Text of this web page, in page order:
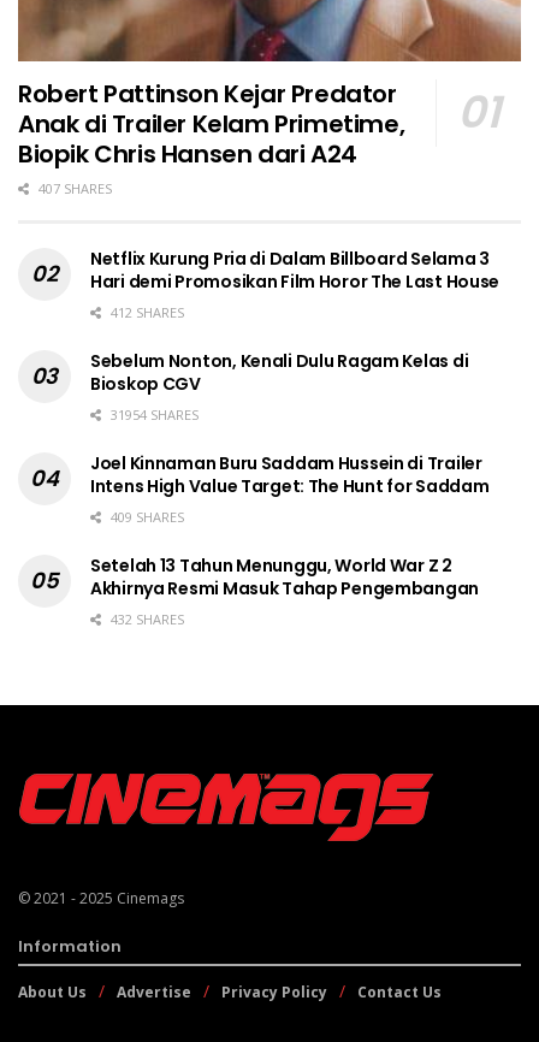
Robert Pattinson Kejar Predator
Anak di Trailer Kelam Primetime,
Biopik Chris Hansen dari A24
407 SHARES
Netflix Kurung Pria di Dalam Billboard Selama 3
Hari demi Promosikan Film Horor The Last House
412 SHARES
Sebelum Nonton, Kenali Dulu Ragam Kelas di
Bioskop CGV
31954 SHARES
Joel Kinnaman Buru Saddam Hussein di Trailer
Intens High Value Target: The Hunt for Saddam
409 SHARES
Setelah 13 Tahun Menunggu, World War Z 2
Akhirnya Resmi Masuk Tahap Pengembangan
432 SHARES
© 2021 - 2025 Cinemags
Information
About Us Advertise Privacy Policy Contact Us